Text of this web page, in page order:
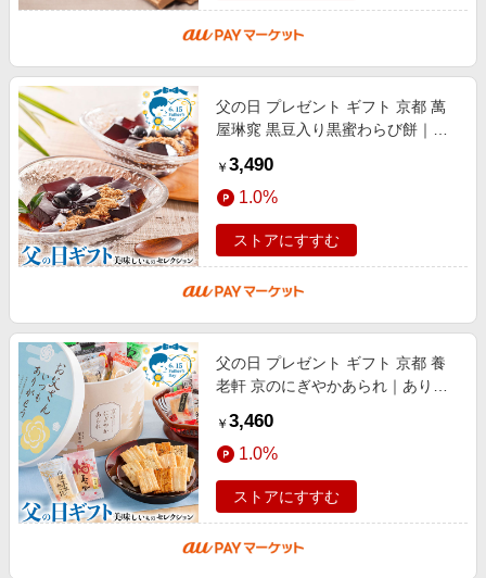
父の日 プレゼント ギフト 京都 萬
屋琳窕 黒豆入り黒蜜わらび餅｜黒
お届け期間【6月12日〜6月15日※
日
￥ 3,490
1.0%
ストアにすすむ
父の日 プレゼント ギフト 京都 養
老軒 京のにぎやかあられ｜ありが
さび・梅・柚子塩こうじ･九条ねぎ
￥ 3,460
1.0%
ストアにすすむ